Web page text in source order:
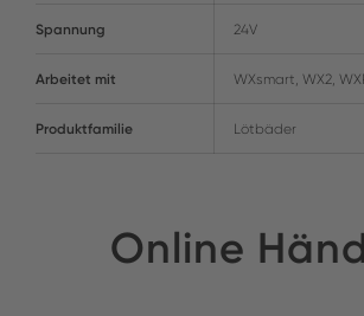
Spannung 24V
Arbeitet mit WXsmart, WX2,
Produktfamilie Lötbäder
Online